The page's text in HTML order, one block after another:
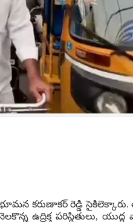
కరుణాకర్ రెడ్డి
ఉద్రిక్త పరిస్థితులు,